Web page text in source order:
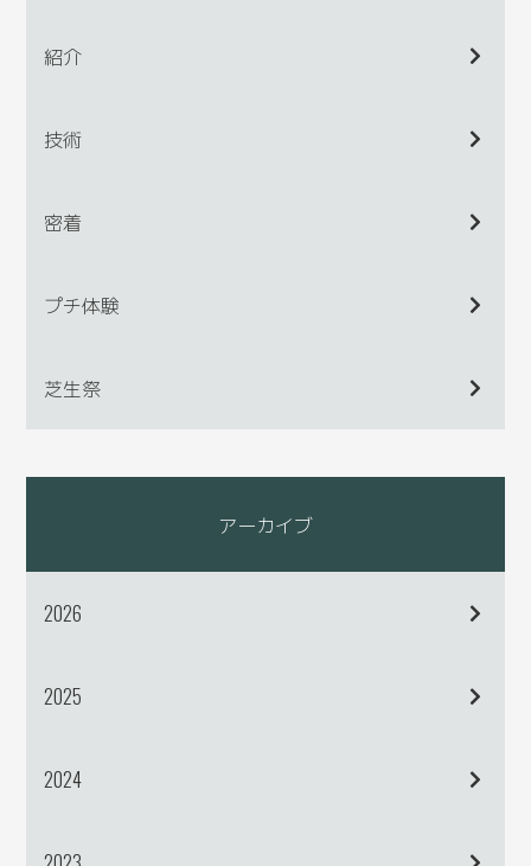
紹介
技術
密着
プチ体験
芝生祭
アーカイブ
2026
2025
2024